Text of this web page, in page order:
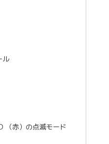
ル
（赤）の点滅モード